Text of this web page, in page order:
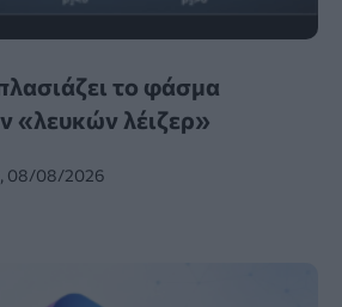
το φάσμα
«λευκών λέιζερ»
08/08/2026